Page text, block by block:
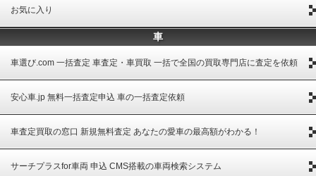
お気に入り
車
車選び.com 一括査定 車査定・車買取 一括で全国の買取専門店に査定を依頼
安心車.jp 無料一括査定申込 車の一括査定依頼
車査定買取の窓口 新規無料査定 あなたの愛車の最高額がわかる！
サーチプラスfor車両 申込 CMS搭載の車両検索システム